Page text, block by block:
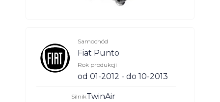
Samochód
Fiat Punto
Rok produkcji
od 01-2012 - do 10-2013
SilnikTwinAir